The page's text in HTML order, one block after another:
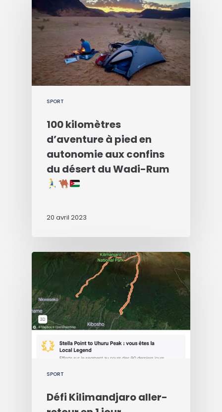
SPORT
100 kilomètres
d’aventure à pied en
autonomie aux confins
du désert du Wadi-Rum
20 avril 2023
SPORT
Défi Kilimandjaro aller-